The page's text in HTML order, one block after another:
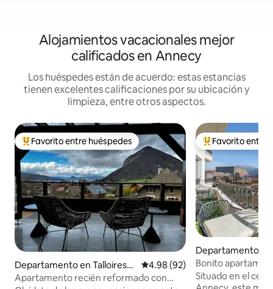
Alojamientos vacacionales mejor
calificados en Annecy
Los huéspedes están de acuerdo: estas estancias
tienen excelentes calificaciones por su ubicación y
limpieza, entre otros aspectos.
De los mejores en Favorito entre huéspedes
Favorito entre huéspedes
Departamento en Talloires-
Montmin
Calificación promedio: 4.98 de
4.98 (92)
Apartamento recién reformado con
De los mejores
Favorito entre
Departamento en
Bonito
inmejorables.
Situado en el